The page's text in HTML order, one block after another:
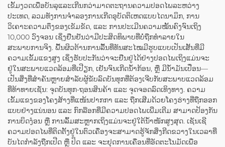
ເຂັ້ມງວດເພື່ອບັນລຸແລະເກີນກວ່າມາດຕະຖານຄວາມປອດໄພລະຫວ່າງ
ປະເທດ, ລວມທັງການຈຳລອງການເກີດອຸບັດຕິເຫດແບບໄດນາມິກ, ການ
ວິເຄາະຄວາມຕຶງຂອງເຂັມຂັດ, ແລະ ການປະເມີນຄວາມໝັ້ນຄົງຈົນເຖິງ
10,000 ວົງຈອນ ເຊິ່ງຢືນຢັນວ່າມີປະສິດທິພາບທີ່ບໍ່ຖືກທຳລາຍໃນ
ສະພາບການຈິງ. ພື້ນຜິວຕ້ານການລື້ນທີ່ທັນສະໄໝມີຮູບແບບເປັນເສັ້ນທີ່ມີ
ຄວາມເຂັ້ມແຂງສູງ ເຊິ່ງຮັບປະກັນວ່າຈະຢືນຢູ່ໄດ້ຢ່າງປອດໄພເຖິງແມ່ນຈະ
ຢູ່ໃນສະພາບແວດລ້ອມທີ່ເປີຽກ, ເຢັນຈົນເກີດນ້ຳກ້ອນ, ຫຼື ມີນ້ຳມັນເປື່ອນ—
ເປັນສິ່ງທີ່ສຳຄັນຫຼາຍສຳລັບຜູ້ຂັບລົດບັນທຸກທີ່ຕ້ອງເຈີບກັບສະພາບແວດລ້ອມ
ທີ່ທ້າທາຍເຊັ່ນ: ຈຸດບັນທຸກ-ຖອນສິນຄ້າ ແລະ ຈຸດຈອດລົດເທິງທາງ. ຄວາມ
ເຂັ້ມແຂງຂອງໂຄງສ້າງທີ່ແໜ້ນປາກກາ ແລະ ຖືກເສີມດ້ວຍໂຄງຮ່າງທີ່ຖືກອອກ
ແບບຢ່າງແນ່ນອນ ແລະ ກົກລ໊ອກທີ່ມີຄວາມປອດໄພເພີ່ມເຕີມ ສາມາດປ້ອງກັນ
ການບິດງ໋ອນ ຫຼື ການລົ້ມສະຫຼາກເຖິງແມ່ນຈະຢູ່ໃຕ້ນ້ຳໜັກສູງສຸດ. ເຊັນເຊີ
ຄວາມປອດໄພທີ່ຕິດຕັ້ງຢູ່ໃນຕົວເຄື່ອງຈະສາມາດຮູ້ຈັກສິ່ງກີດຂວາງໃນເວລາທີ່
ບັນໄດກຳລັງຖືກເປີດ ຫຼື ປິດ ແລະ ຈະຢຸດການເຄື່ອນທີ່ອັດຕະໂນມັດເພື່ອ